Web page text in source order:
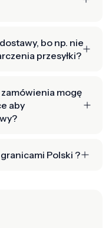
bo np. nie
przesyłki?
zamówienia mogę
aby
Polski ?